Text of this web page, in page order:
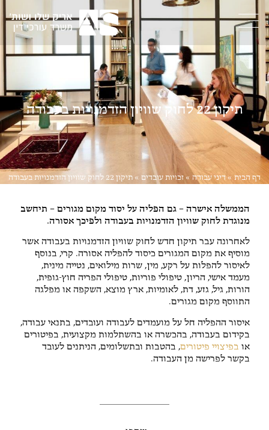
תיקון 22 לחוק שוויון הזדמנויות בעבודה
דף הבית »דיני עבודה » זכויות עובדים » תיקון 22 לחוק שוויון הזדמנויות בעבודה
הממשלה אישרה – גם הפליה על יסוד מקום מגורים – תיחשב
מנוגדת לחוק שוויון הזדמנויות בעבודה ולפיכך אסורה.
לאחרונה עבר תיקון חדש לחוק שוויון הזדמנויות בעבודה אשר
מוסיף את מקום המגורים כיסוד להפליה אסורה. קרי, בנוסף
לאיסור להפלות על רקע, מין, שרות מילואים, נטייה מינית,
מעמד אישי, הריון, טיפולי פוריות, טיפולי הפריה חוץ-גופית,
הורות, גיל, גזע, דת, לאומיות, ארץ מוצא, השקפה או מפלגה
התווסף מקום מגורים.
איסור ההפליה חל על מועמדים לעבודה ועובדים, בתנאי עבודה,
בקידום בעבודה, בהכשרה או בהשתלמות מקצועית, בפיטורים
או בפיצויי פיטורים, בהטבות ובתשלומים, הניתנים לעובד
בקשר לפרישה מן העבודה.